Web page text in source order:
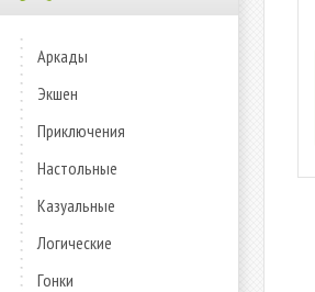
Аркады
Экшен
Приключения
Настольные
Казуальные
Логические
Гонки